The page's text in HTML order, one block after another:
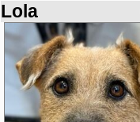
Lola